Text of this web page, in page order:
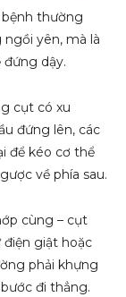
thường
yên, mà là
đứng dậy.
cụt có xu
đứng lên, các
để kéo cơ thể
về phía sau.
cùng – cụt
điện giật hoặc
phải khựng
đi thẳng.